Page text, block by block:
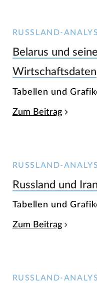
RUSSLAND-
Belarus und
Wirtschaftsdaten
Tabellen und
Zum Beitrag
RUSSLAND-
Russland und
Tabellen und
Zum Beitrag
RUSSLAND-